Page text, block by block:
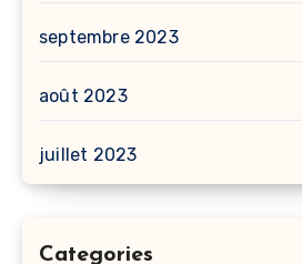
septembre 2023
août 2023
juillet 2023
Categories